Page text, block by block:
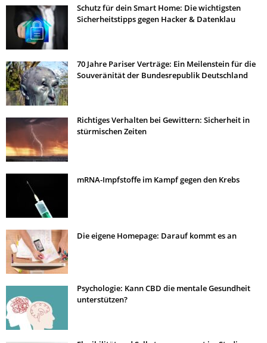
Schutz für dein Smart Home: Die wichtigsten
Sicherheitstipps gegen Hacker & Datenklau
70 Jahre Pariser Verträge: Ein Meilenstein für die
Souveränität der Bundesrepublik Deutschland
Richtiges Verhalten bei Gewittern: Sicherheit in
stürmischen Zeiten
mRNA-Impfstoffe im Kampf gegen den Krebs
Die eigene Homepage: Darauf kommt es an
Psychologie: Kann CBD die mentale Gesundheit
unterstützen?